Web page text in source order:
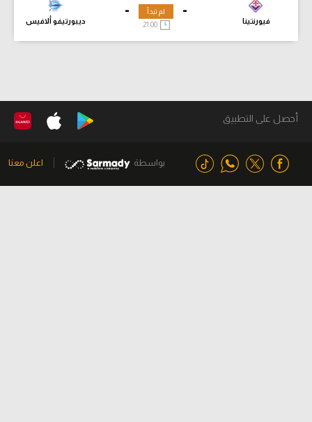
-
فيورنتينا
-
ديبورتيفو ألافيس
لم تبدأ
21:00
أحصل على التطبيق
بواسطة اعلن معنا